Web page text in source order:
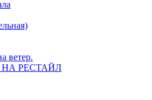
ветер.
НА РЕСТАЙЛ